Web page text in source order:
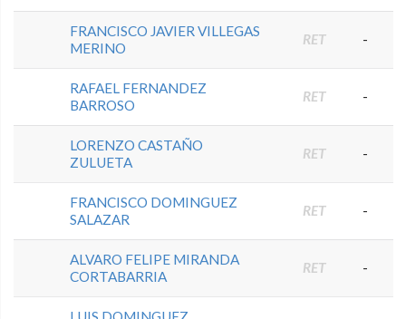
FRANCISCO JAVIER VILLEGAS
MERINO
RET -
RAFAEL FERNANDEZ
BARROSO
RET -
LORENZO CASTAÑO
ZULUETA
RET -
FRANCISCO DOMINGUEZ
SALAZAR
RET -
ALVARO FELIPE MIRANDA
CORTABARRIA
RET -